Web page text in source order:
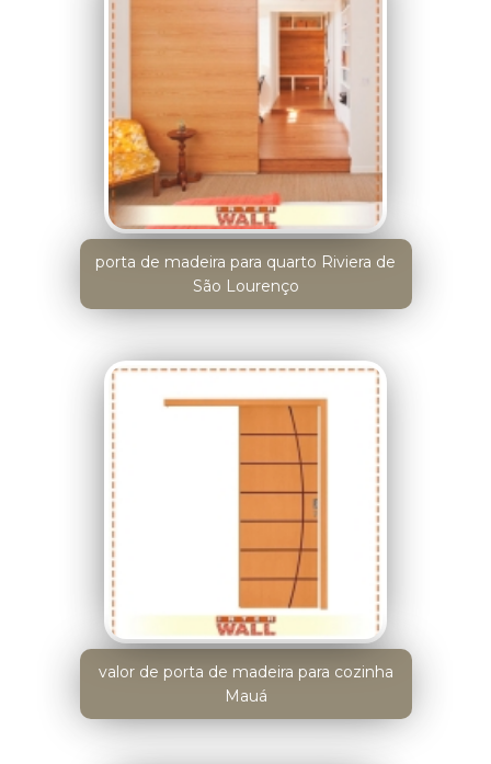
porta de madeira para quarto Riviera de
São Lourenço
valor de porta de madeira para cozinha
Mauá